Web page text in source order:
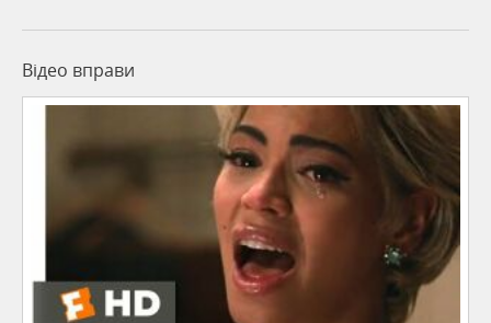
Відео вправи